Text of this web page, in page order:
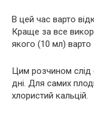
В цей час варто
Краще за все
якого (10 мл) варто
Цим розчином слід
дні. Для самих
хлористий кальцій.